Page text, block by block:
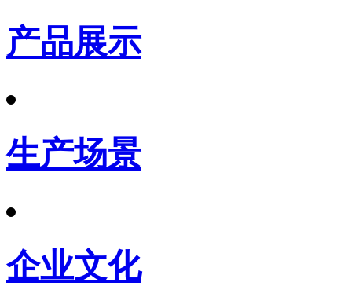
产品展示
生产场景
企业文化